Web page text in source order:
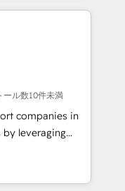
sophisticated
marketing, sales,
Our
agility of a
to deliver
AI agents
ール数10件未満
companies in
leveraging
Our offer spans
in CRM